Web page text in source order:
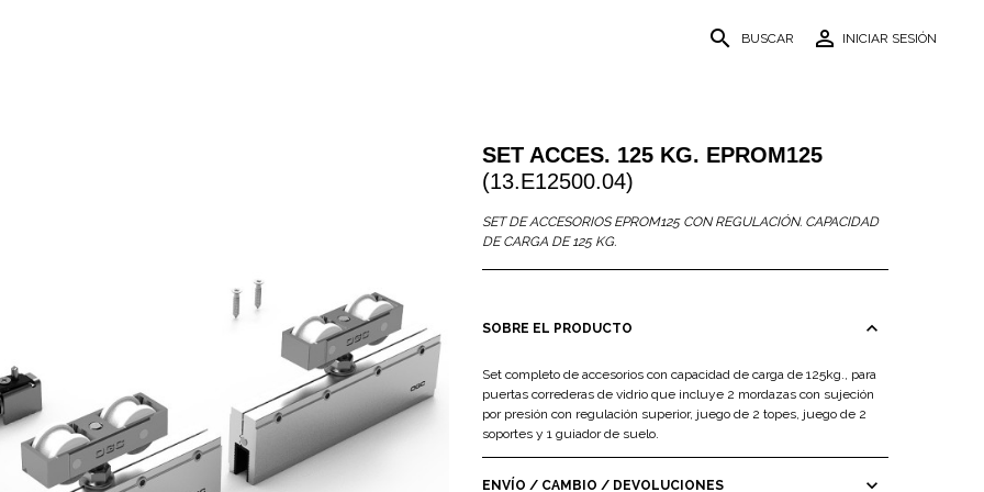
search BUSCAR person_outline INICIAR SESIÓN
SET ACCES. 125 KG. EPROM125
(13.E12500.04)
SET DE ACCESORIOS EPROM125 CON REGULACIÓN. CAPACIDAD
DE CARGA DE 125 KG.
expand_less
SOBRE EL PRODUCTO
Set completo de accesorios con capacidad de carga de 125kg., para
puertas correderas de vidrio que incluye 2 mordazas con sujeción
por presión con regulación superior, juego de 2 topes, juego de 2
soportes y 1 guiador de suelo.
expand_more
ENVÍO / CAMBIO / DEVOLUCIONES